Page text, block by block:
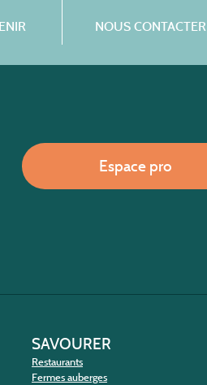
NOUS CONTACTER
Espace pro
SAVOURER
Restaurants
Fermes auberges